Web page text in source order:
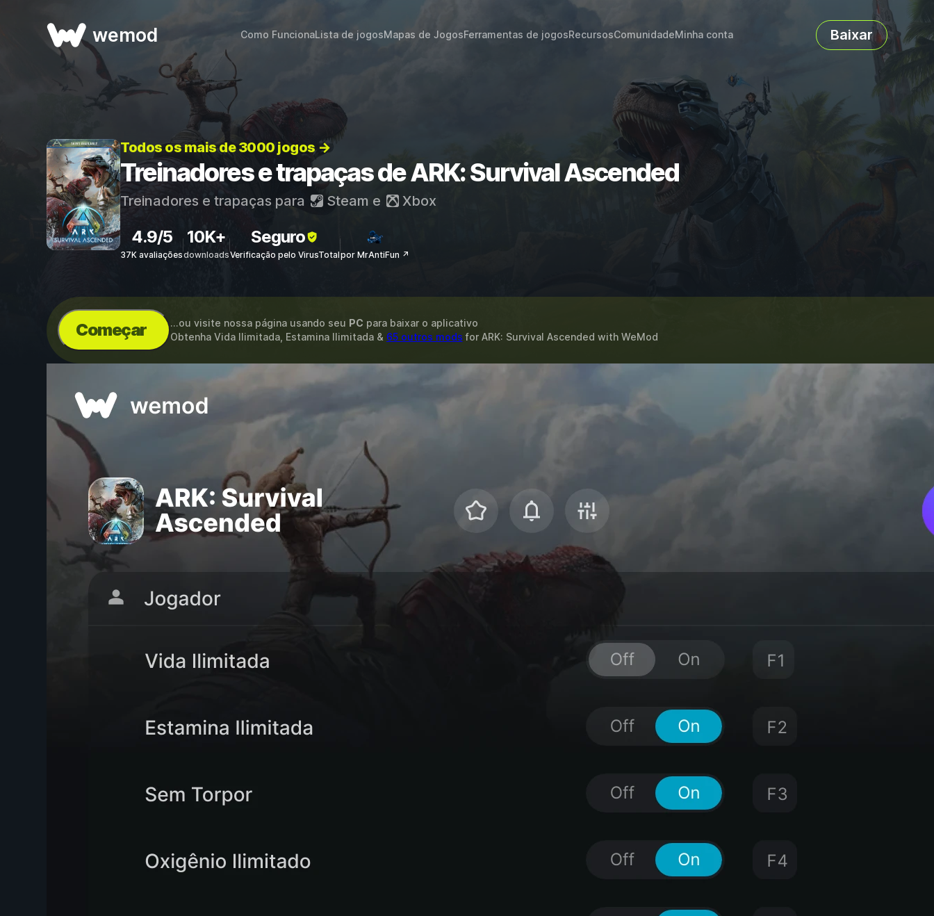
wemod Como FuncionaLista de jogosMapas de JogosFerramentas de jogosRecursosComunidadeMinha conta Baixar
Todos os mais de 3000 jogos →
Treinadores e trapaças de ARK: Survival Ascended
Treinadores e trapaças para Steam e Xbox
4.9/5
37K avaliações
10K+
downloads
Seguro
Verificação pelo VirusTotalpor MrAntiFun ↗
Começar ...ou visite nossa página usando seu PC para baixar o aplicativo
Obtenha Vida Ilimitada, Estamina Ilimitada & 65 outros mods for ARK: Survival Ascended with WeMod